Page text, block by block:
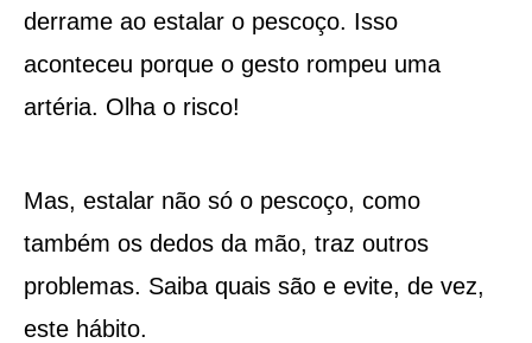
derrame ao estalar o pescoço. Isso
aconteceu porque o gesto rompeu uma
artéria. Olha o risco!
Mas, estalar não só o pescoço, como
também os dedos da mão, traz outros
problemas. Saiba quais são e evite, de vez,
este hábito.